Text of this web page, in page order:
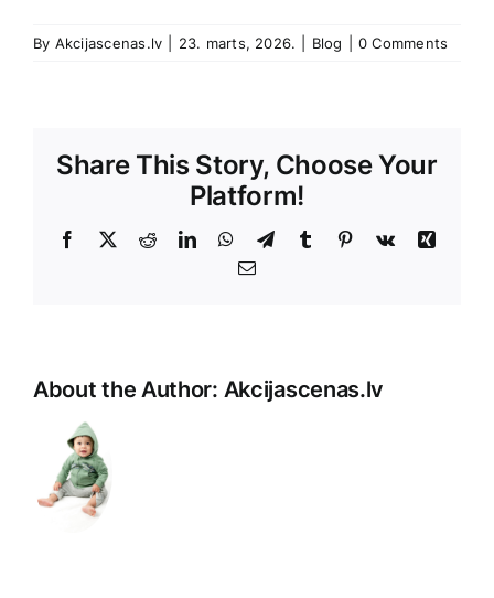
By Akcijascenas.lv 23. marts, 2026. Blog 0 Comments
Share This Story, Choose Your
Platform!
Facebook
X RedditLinkedInWhatsApp
TelegramTumblr Pinterest
Vk
Xing
E-
About the Author: Akcijascenas.lv